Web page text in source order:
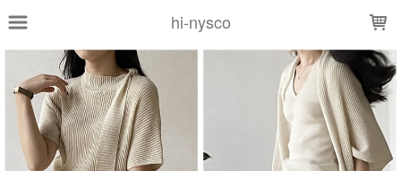
hi-nysco